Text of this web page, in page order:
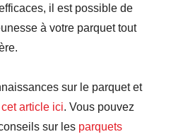
il est possible de
à votre parquet tout
sur le parquet et
article ici. Vous pouvez
sur les parquets